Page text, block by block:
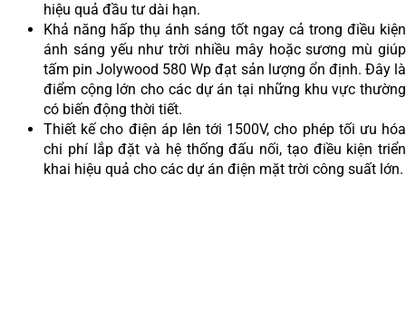
hiệu quả đầu tư dài hạn.
Khả năng hấp thụ ánh sáng tốt ngay cả trong điều kiện
ánh sáng yếu như trời nhiều mây hoặc sương mù giúp
tấm pin Jolywood 580 Wp đạt sản lượng ổn định. Đây là
điểm cộng lớn cho các dự án tại những khu vực thường
có biến động thời tiết.
Thiết kế cho điện áp lên tới 1500V, cho phép tối ưu hóa
chi phí lắp đặt và hệ thống đấu nối, tạo điều kiện triển
khai hiệu quả cho các dự án điện mặt trời công suất lớn.